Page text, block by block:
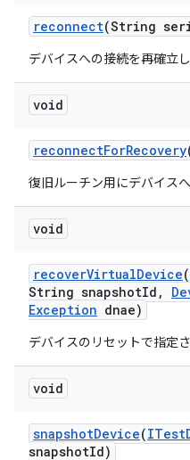
reconnect(String
デバイスへの接続を再確立し
void
reconnectForRecovery
復旧ルーチン用にデバイス
void
recoverVirtualDevice(
String snapshotId ,
Exception dnae)
デバイスのリセットで指定
void
snapshotDevice(ITest
snapshotId)